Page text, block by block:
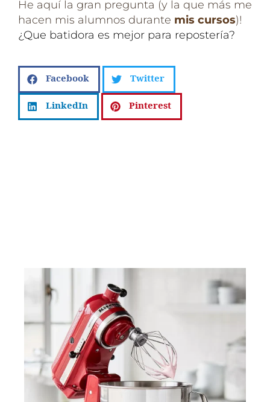
He aquí la gran pregunta (y la que más me
hacen mis alumnos durante mis cursos)!
¿Que batidora es mejor para repostería?
Facebook Twitter
LinkedIn Pinterest